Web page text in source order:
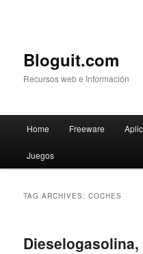
Bloguit.com
Recursos web e Información
Skip
to
Skip
to
Home Freeware
Juegos
TAG ARCHIVES:COCHES